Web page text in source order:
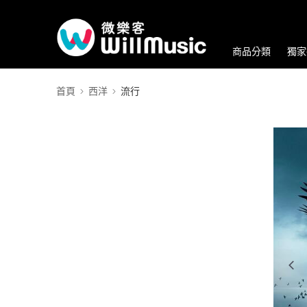
商品分類 獨
首頁 西洋 流行